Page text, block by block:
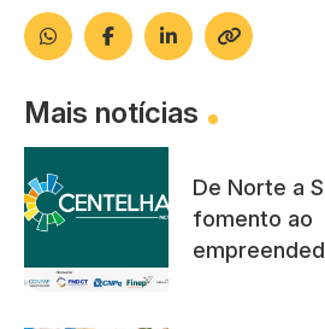
Mais notícias
De Norte a
fomento ao